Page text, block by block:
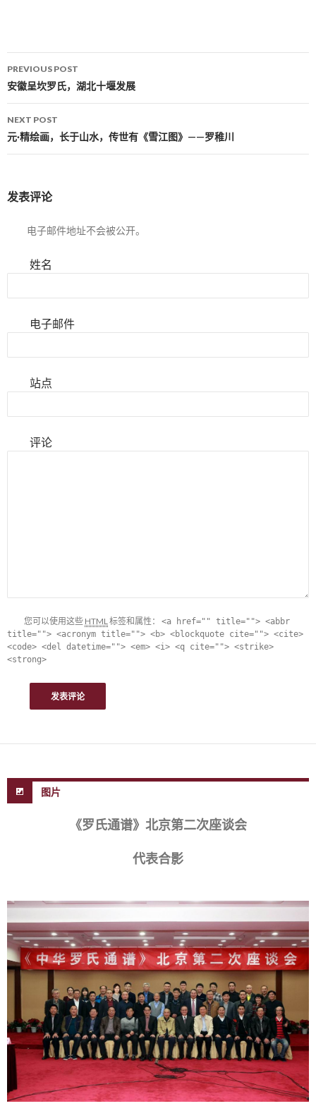
Post navigation
PREVIOUS POST
安徽呈坎罗氏，湖北十堰发展
NEXT POST
元·精绘画，长于山水，传世有《雪江图》——罗稚川
发表评论
电子邮件地址不会被公开。
姓名
电子邮件
站点
评论
您可以使用这些 HTML标签和属性： <a href="" title=""> <abbr
title=""> <acronym title=""> <b> <blockquote cite=""> <cite>
<code> <del datetime=""> <em> <i> <q cite=""> <strike>
<strong>
图片
《罗氏通谱》北京第二次座谈会
代表合影